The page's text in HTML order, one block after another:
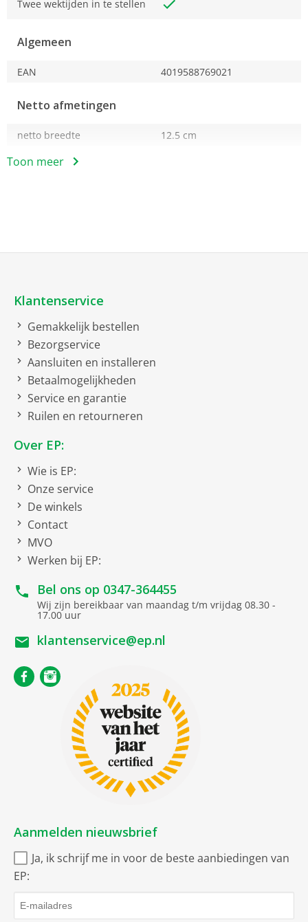
Twee wektijden in te stellen
Algemeen
EAN 4019588769021
Netto afmetingen
netto breedte
12.5 cm
netto hoogte
Zendergeheugen
Uitvoering
Wekfunctie
Twee wektijden in te stellen
Toon meer
Klantenservice
Gemakkelijk bestellen
Bezorgservice
Aansluiten en installeren
Betaalmogelijkheden
Service en garantie
Ruilen en retourneren
Over EP:
Wie is EP:
Onze service
De winkels
Contact
MVO
Werken bij EP:
Bel ons op 0347-364455
Wij zijn bereikbaar van maandag t/m vrijdag 08.30 -
17.00 uur
klantenservice@ep.nl
Aanmelden nieuwsbrief
Ja, ik schrijf me in voor de beste aanbiedingen van
EP: